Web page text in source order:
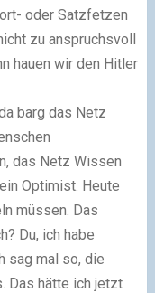
oder Satzfetzen
zu anspruchsvoll
hauen wir den Hitler
barg das Netz
das Netz Wissen
Optimist. Heute
müssen. Das
Du, ich habe
sag mal so, die
Das hätte ich jetzt